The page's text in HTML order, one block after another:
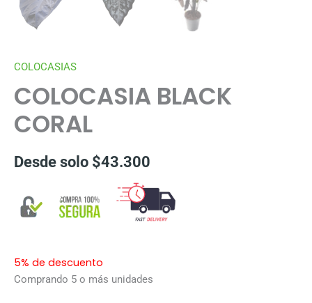
COLOCASIAS
COLOCASIA BLACK
CORAL
Desde solo $43.300
5% de descuento
Comprando 5 o más unidades